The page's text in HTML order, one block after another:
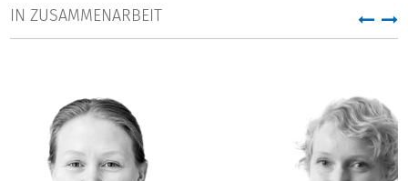
IN ZUSAMMENARBEIT